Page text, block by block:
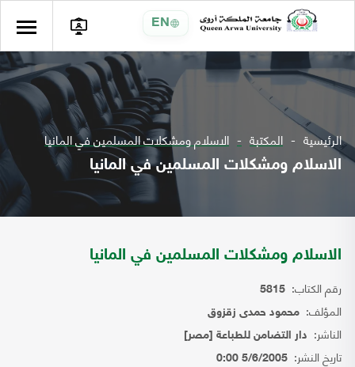
EN
الرئيسية المكتبة الاسلام ومشكلات المسلمين في المانيا
الاسلام ومشكلات المسلمين في المانيا
الاسلام ومشكلات المسلمين في المانيا
رقم الكتاب: 5815
المؤلف: محمود حمدى زقزوق
الناشر: دار التضامن للطباعة [مصر]
تاريخ النشر: 5/6/2005 0:00